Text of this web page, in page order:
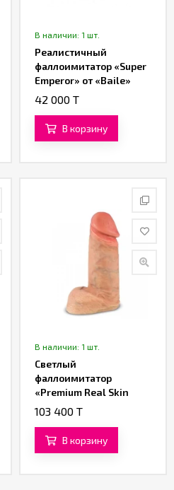
В наличии: 1 шт.
Реалистичный
фаллоимитатор «Super
Emperor» от «Baile»
(35×6 см)
42 000 T
В корзину
В наличии: 1 шт.
Светлый
фаллоимитатор
«Premium Real Skin
Model 1» от «Silexd»
103 400 T
В корзину